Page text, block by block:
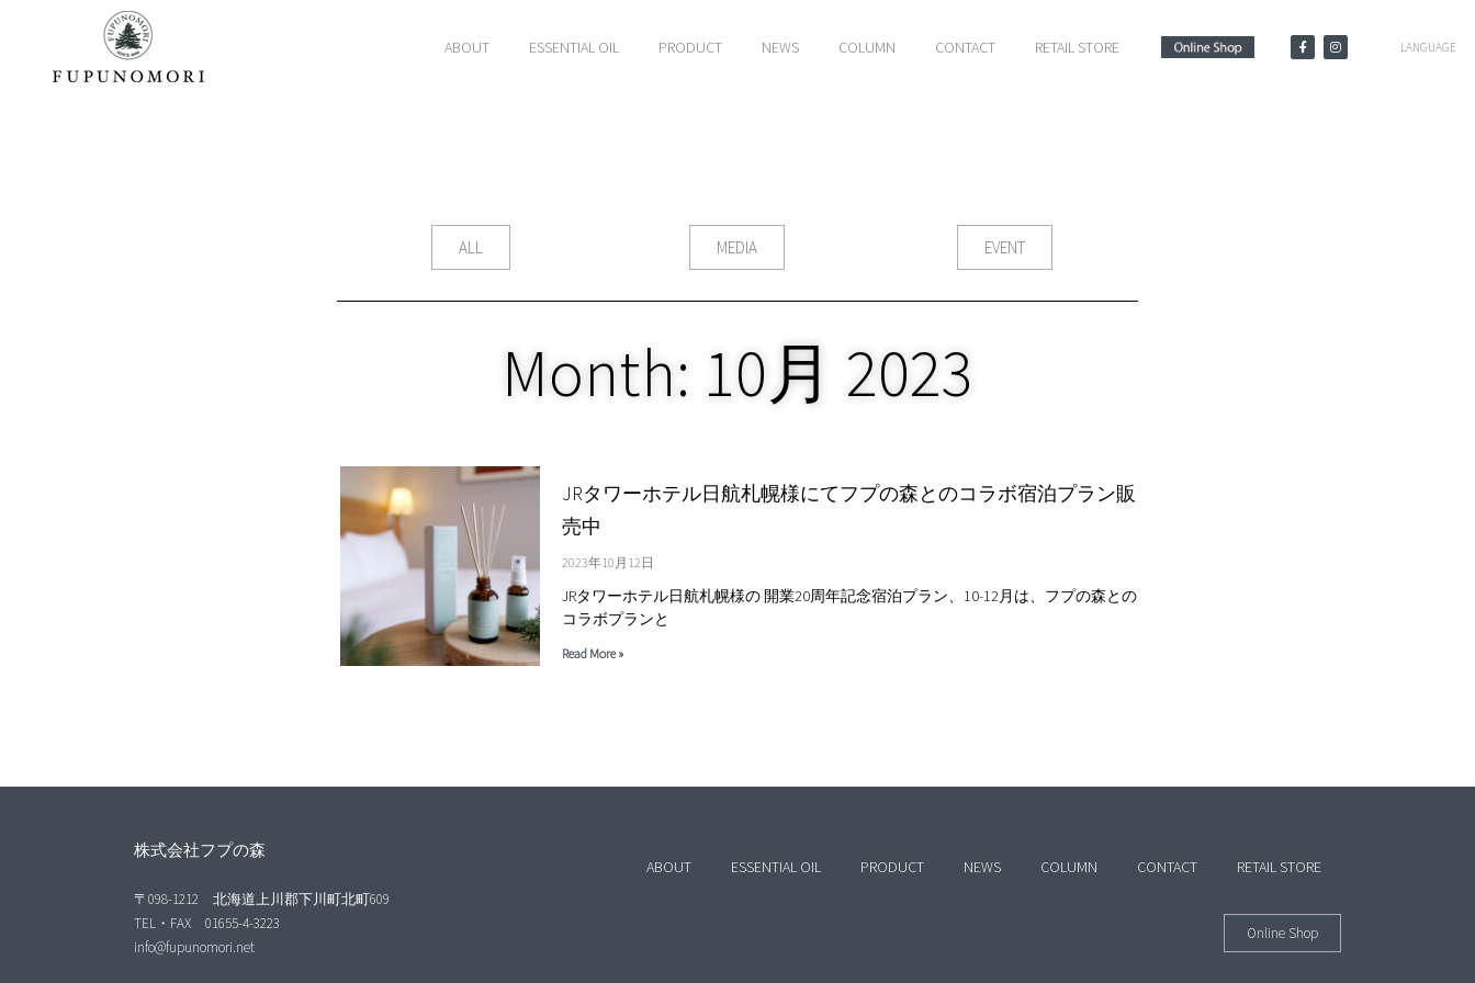
ABOUT ESSENTIAL OIL PRODUCT NEWS COLUMN CONTACT RETAIL STORE LANGUAGE
ALL MEDIA EVENT
Month: 10月 2023
JRタワーホテル日航札幌様にてフプの森とのコラボ宿泊プラン販
売中
2023年10月12日
JRタワーホテル日航札幌様の 開業20周年記念宿泊プラン、10-12月は、フプの森との
コラボプランと
Read More »
株式会社フプの森
〒098-1212 北海道上川郡下川町北町609
TEL・FAX 01655-4-3223
info@fupunomori.net
ABOUT ESSENTIAL OIL PRODUCT NEWS COLUMN CONTACT RETAIL STORE
Online Shop